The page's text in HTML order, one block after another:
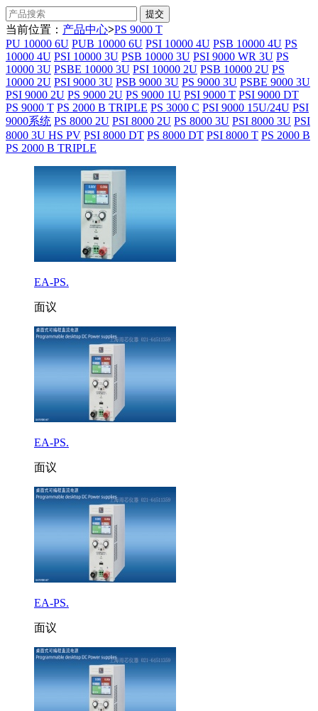
当前位置： 产品中心>PS 9000 T
PU 10000 6U PUB 10000 6U PSI 10000 4U PSB 10000 4U PS
10000 4U PSI 10000 3U PSB 10000 3U PSI 9000 WR 3U PS
10000 3U PSBE 10000 3U PSI 10000 2U PSB 10000 2U PS
10000 2U PSI 9000 3U PSB 9000 3U PS 9000 3U PSBE 9000 3U
PSI 9000 2U PS 9000 2U PS 9000 1U PSI 9000 T PSI 9000 DT
PS 9000 T PS 2000 B TRIPLE PS 3000 C PSI 9000 15U/24U PSI
9000系统 PS 8000 2U PSI 8000 2U PS 8000 3U PSI 8000 3U PSI
8000 3U HS PV PSI 8000 DT PS 8000 DT PSI 8000 T PS 2000 B
PS 2000 B TRIPLE
EA-PS.
面议
EA-PS.
面议
EA-PS.
面议